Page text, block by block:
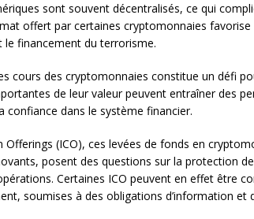
sont souvent décentralisés, ce qui
offert par certaines cryptomonnaies
le financement du terrorisme.
cours des cryptomonnaies constitue un défi
de leur valeur peuvent entraîner des
confiance dans le système financier.
(ICO), ces levées de fonds en
posent des questions sur la protection
Certaines ICO peuvent en effet être
soumises à des obligations d’information et